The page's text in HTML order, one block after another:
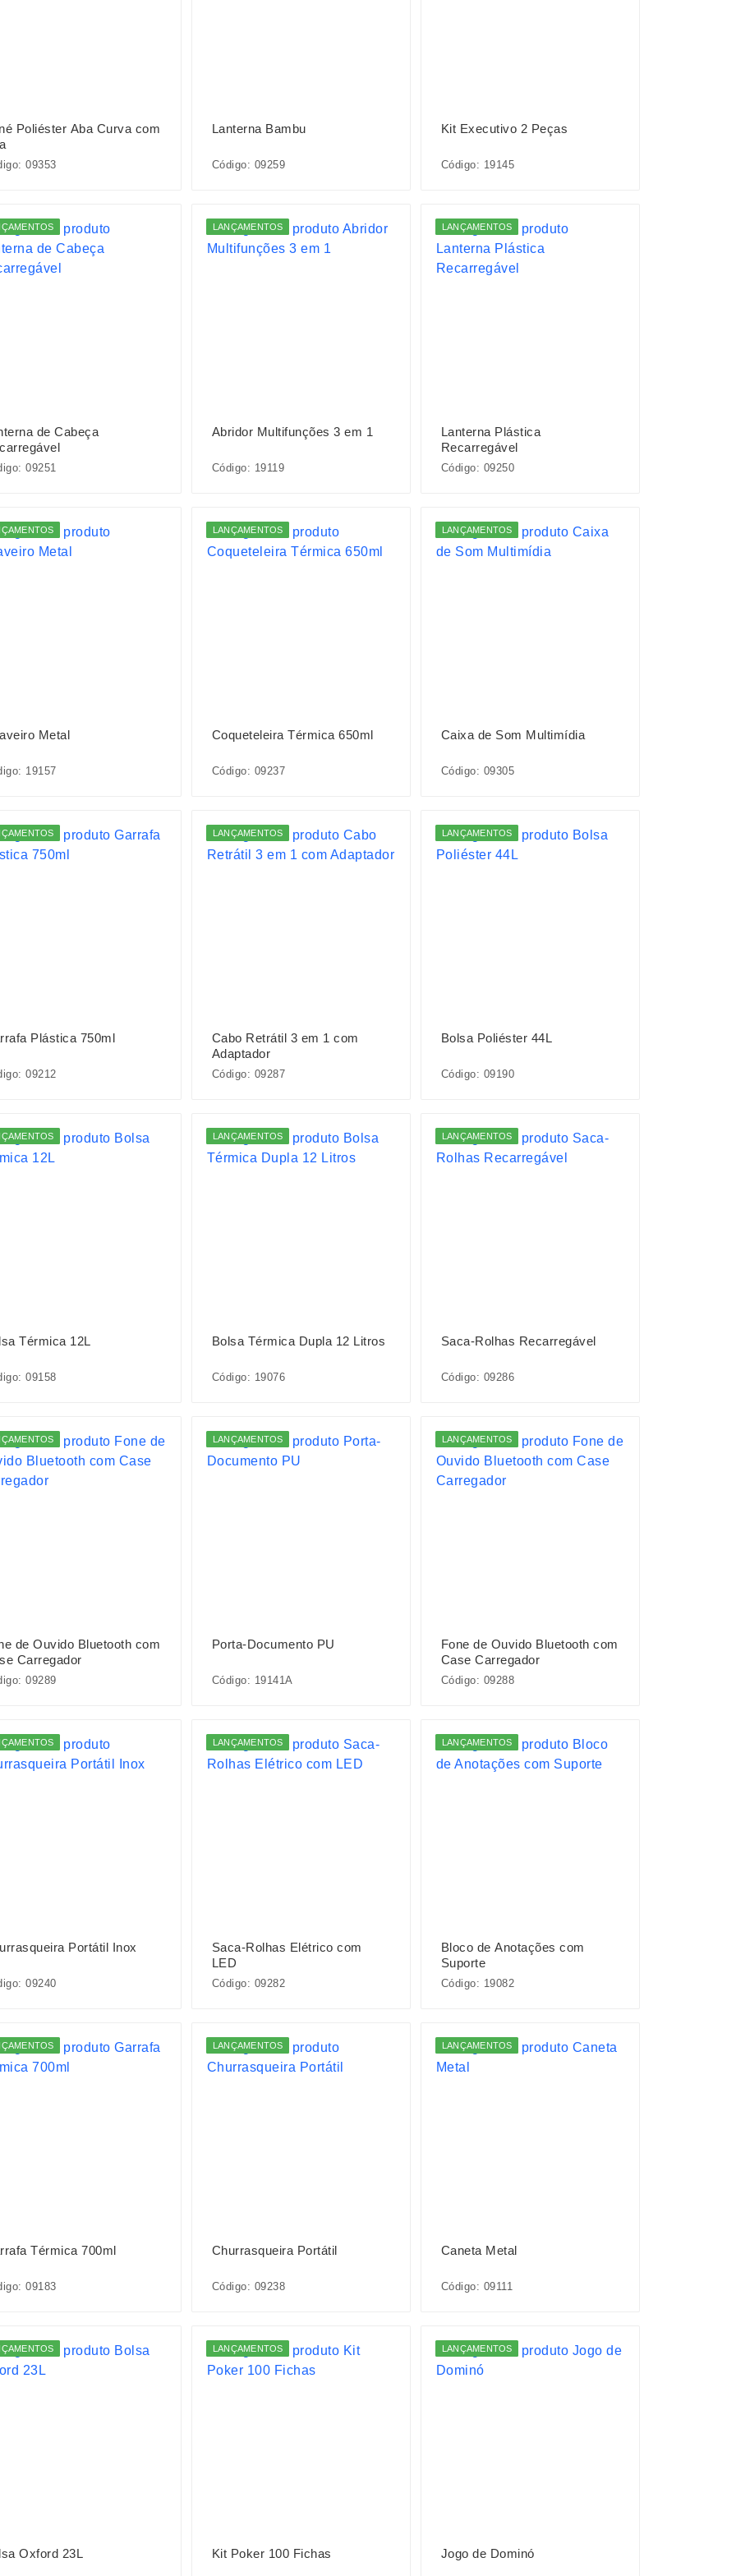
Poliéster Aba Curva com
09353
Lanterna Bambu
Código: 09259
Kit Executivo 2 Peças
Código: 19145
de Cabeça
09251
LANÇAMENTOS
Abridor Multifunções 3 em 1
Código: 19119
LANÇAMENTOS
Lanterna Plástica
Recarregável
Código: 09250
Metal
19157
LANÇAMENTOS
Coqueteleira Térmica 650ml
Código: 09237
LANÇAMENTOS
Caixa de Som Multimídia
Código: 09305
Plástica 750ml
09212
LANÇAMENTOS
Cabo Retrátil 3 em 1 com
Adaptador
Código: 09287
LANÇAMENTOS
Bolsa Poliéster 44L
Código: 09190
Térmica 12L
09158
LANÇAMENTOS
Bolsa Térmica Dupla 12 Litros
Código: 19076
LANÇAMENTOS
Saca-Rolhas Recarregável
Código: 09286
de Ouvido Bluetooth com
Carregador
09289
LANÇAMENTOS
Porta-Documento PU
Código: 19141A
LANÇAMENTOS
Fone de Ouvido Bluetooth com
Case Carregador
Código: 09288
Portátil Inox
09240
LANÇAMENTOS
Saca-Rolhas Elétrico com
LED
Código: 09282
LANÇAMENTOS
Bloco de Anotações com
Suporte
Código: 19082
Térmica 700ml
09183
LANÇAMENTOS
Churrasqueira Portátil
Código: 09238
LANÇAMENTOS
Caneta Metal
Código: 09111
Oxford 23L
LANÇAMENTOS
Kit Poker 100 Fichas
LANÇAMENTOS
Jogo de Dominó